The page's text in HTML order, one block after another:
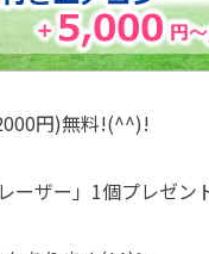
円)無料!(^^)!
ーザー」1個プレゼン